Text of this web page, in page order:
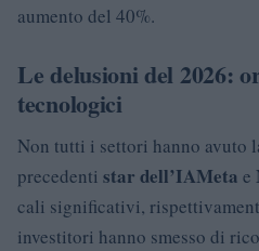
aumento del 40%.
Le delusioni del 2026:
tecnologici
Non tutti i settori hanno avuto
precedenti star dell’IAMeta e
cali significativi,
investitori hanno smesso di